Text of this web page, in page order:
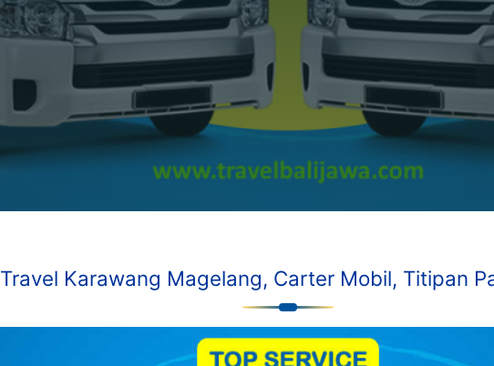
Travel Karawang Magelang, Carter Mobil, Titipan